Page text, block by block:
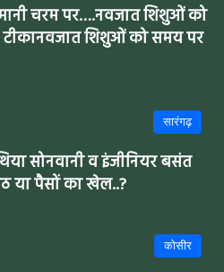
चरम पर….नवजात शिशुओं को
टीकानवजात शिशुओं को समय पर
सारंगढ़
सोनवानी व इंजीनियर बसंत
या पैसों का खेल..?
कोसीर